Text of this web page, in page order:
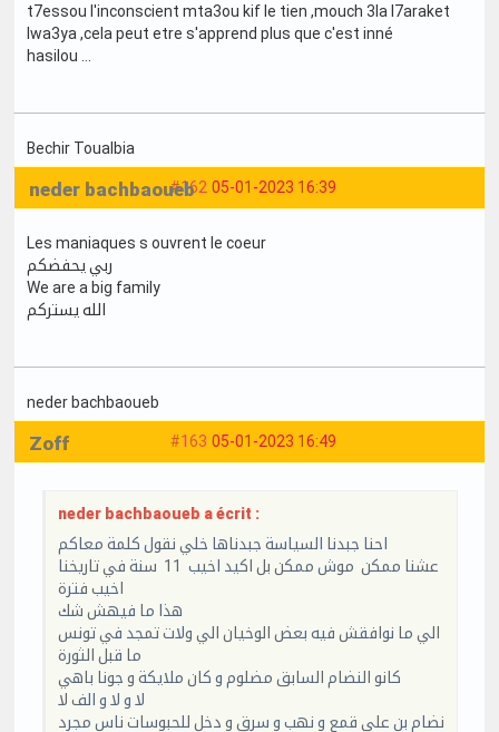
t7essou l'inconscient mta3ou kif le tien ,mouch 3la l7araket
lwa3ya ,cela peut etre s'apprend plus que c'est inné
hasilou ...
Bechir Toualbia
#162 05-01-2023 16:39
neder bachbaoueb
Les maniaques s ouvrent le coeur
ربي يحفضكم
We are a big family
الله يستركم
neder bachbaoueb
#163 05-01-2023 16:49
Zoff
neder bachbaoueb a écrit :
احنا جبدنا السياسة جبدناها خلي نقول كلمة معاكم
عشنا ممكن موش ممكن بل اكيد اخيب 11 سنة في تاريخنا
اخيب فترة
هذا ما فيهش شك
الي ما نوافقش فيه بعض الوخيان الي ولات تمجد في تونس
ما قبل الثورة
كانو النضام السابق مضلوم و كان ملايكة و جونا باهي
لا و لا و الف لا
نضام بن علي قمع و نهب و سرق و دخل للحبوسات ناس مجرد